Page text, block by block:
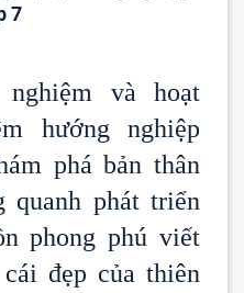
7
và hoạt
hướng nghiệp
phá bản thân
phát triển
phong phú viết
đẹp của thiên